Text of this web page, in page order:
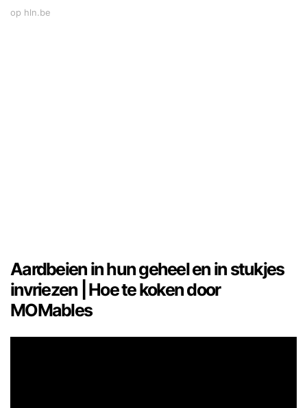
op hln.be
Aardbeien in hun geheel en in stukjes
invriezen | Hoe te koken door
MOMables